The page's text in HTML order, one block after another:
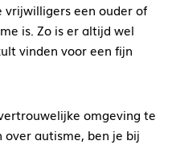
vrijwilligers een ouder of
is. Zo is er altijd wel
vinden voor een fijn
omgeving te
autisme, ben je bij